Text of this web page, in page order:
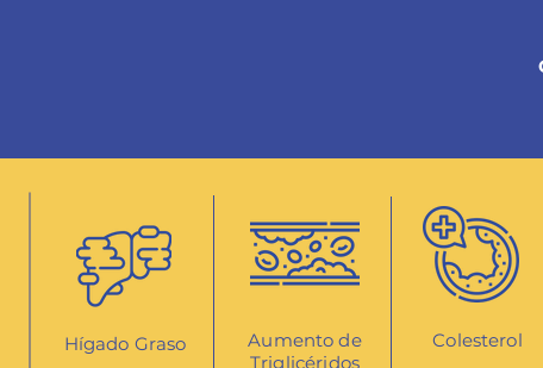
Hígado Graso
Aumento de
Triglicéridos
Colesterol